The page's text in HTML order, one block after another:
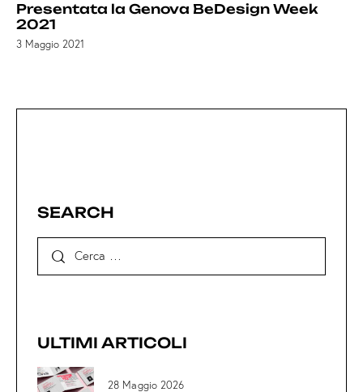
Presentata la Genova BeDesign Week
2021
3 Maggio 2021
SEARCH
ULTIMI ARTICOLI
28 Maggio 2026